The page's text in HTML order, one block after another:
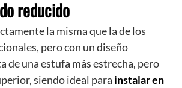
reducido
la misma que la de los
pero con un diseño
de una estufa más estrecha, pero
siendo ideal para instalar en